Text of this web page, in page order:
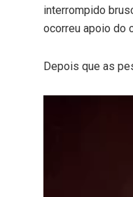
interrompido
ocorreu apoio do
Depois que as